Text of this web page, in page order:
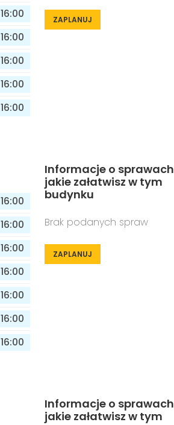
16:00
16:00
16:00
16:00
16:00
ZAPLANUJ
16:00
16:00
16:00
16:00
16:00
16:00
16:00
Informacje o sprawach
jakie załatwisz w tym
budynku
Brak podanych spraw
ZAPLANUJ
Informacje o sprawach
jakie załatwisz w tym